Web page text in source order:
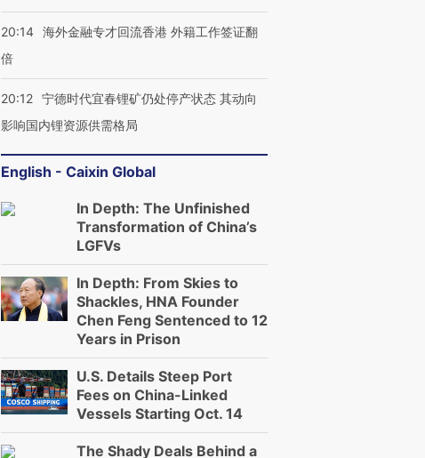
20:14 海外金融专才回流香港 外籍工作签证翻
倍
20:12 宁德时代宜春锂矿仍处停产状态 其动向
影响国内锂资源供需格局
English - Caixin Global
In Depth: The Unfinished
Transformation of China’s
LGFVs
In Depth: From Skies to
Shackles, HNA Founder
Chen Feng Sentenced to 12
Years in Prison
U.S. Details Steep Port
Fees on China-Linked
Vessels Starting Oct. 14
The Shady Deals Behind a